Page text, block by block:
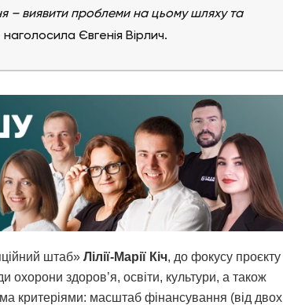
виявити проблеми на цьому шляху та
Євгенія Вірлич.
штаб» Лілії-Марії Кіч, до фокусу проєкту
охорони здоров’я, освіти, культури, а також
критеріями: масштаб фінансування (від двох